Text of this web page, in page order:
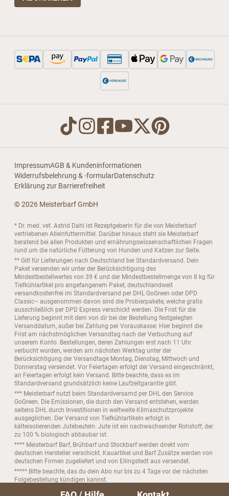
ImpressumAGB & Kundeninformationen
Widerrufsbelehrung & -formularDatenschutz
Erklärung zur Barrierefreiheit
© 2026 Meisterbarf GmbH
* Dr. med. vet. Astrid Dahl ist Rezeptgeberin für die von Meisterbarf
vertriebenen Alleinfuttermittel. Darüber hinaus steht sie Meisterbarf
beratend bei allen Produkten und ernährungswissenschaftlichen Fragen
rund um die natürliche Fütterung von Hunden und Katzen zur Seite.
** Gilt für Lieferungen nach Deutschland bei Standardversand. Dein
Paket versenden wir unter der Berücksichtigung des
Mindestbestellwertes von 39 € und der Mindestbestellmenge von 8 kg für
Tiefkühlartikel pro angefangenem Paket, deutschlandweit
versandkostenfrei im Standardversand per DHL GoGreen oder DPD
Classic– ausgenommen davon sind die Probierpakete, welche gratis
ausschließlich per DPD Express verschickt werden. Die Frist für die
Lieferung beginnt mit dem von dir bei der Bestellung festgelegten
Versanddatum, außer bei Zahlung per Vorauskasse: Hier beginnt die
Frist am nächstmöglichen Versandtag nach der Verbuchung auf
unserem Konto. Bestellungen, deren Zahlungen erst nach 11 Uhr
verbucht wurden, werden am nächsten Werktag unter der
Berücksichtigung der Versandtage Montag, Dienstag, Mittwoch und
Donnerstag versendet. Vor Feiertagen erfolgt der Versand eingeschränkt,
an Feiertagen erfolgt kein Versand. Bitte beachte, dass es im
Standardversand grundsätzlich keine Laufzeitgarantie gibt.
*** Meisterbarf nutzt beim Standardversamd per DHL den Service
GoGreen. Die Emissionen, die durch den Versand entstehen, werden
seitens DHL durch Investitionen in weltweite Klimaschutzprojekte
ausgeglichen. Der Versand von Tiefkühlartikeln erfolgt in
kälteisolierenden Jutebeuteln. Jute ist ein nachwachsender Rohstoff, der
zu 100 % biologisch abbaubar ist.
**** Meisterbarf Barf, Brühbarf und Stockbarf werden direkt vom
deutschen Hersteller verschickt. Kauartikel und Barf Zusätze werden von
deutschen Firmen zugeliefert und von Ellingstedt aus versendet.
***** Bitte beachte, das du dein Abo nur bis zu 4 Tage vor der nächsten
Folgebestellung kündigen kannst.